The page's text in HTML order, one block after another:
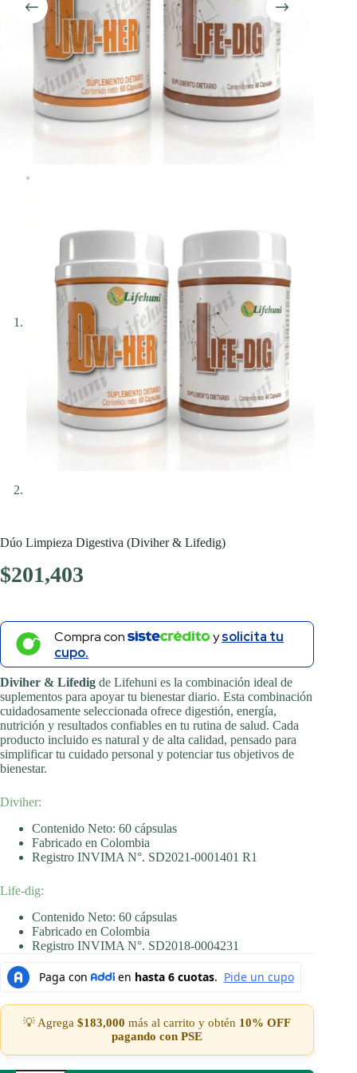
Dúo Limpieza Digestiva (Diviher & Lifedig)
$201,403
Compra con ysolicita tu
cupo.
Diviher & Lifedig de Lifehuni es la combinación ideal de
suplementos para apoyar tu bienestar diario. Esta combinación
cuidadosamente seleccionada ofrece digestión, energía,
nutrición y resultados confiables en tu rutina de salud. Cada
producto incluido es natural y de alta calidad, pensado para
simplificar tu cuidado personal y potenciar tus objetivos de
bienestar.
Diviher:
Contenido Neto: 60 cápsulas
Fabricado en Colombia
Registro INVIMA N°. SD2021-0001401 R1
Life-dig:
Contenido Neto: 60 cápsulas
Fabricado en Colombia
Registro INVIMA N°. SD2018-0004231
💡 Agrega$183,000 más al carrito y obtén 10% OFF
pagando con PSE